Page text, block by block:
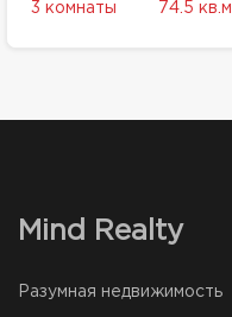
3 комнаты 74.5 кв.м.
Mind Realty
Разумная недвижимость